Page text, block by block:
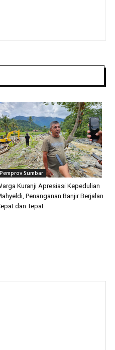
Pemprov Sumbar
Kuranji Apresiasi Kepedulian
Penanganan Banjir Berjalan
dan Tepat